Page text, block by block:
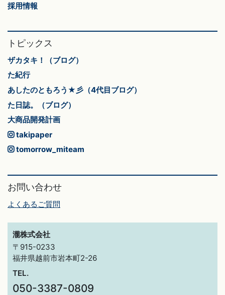
採用情報
トピックス
ザカタキ！（ブログ）
た紀行
あしたのともろう★彡（4代目ブログ）
た日誌。（ブログ）
大商品開発計画
takipaper
tomorrow_miteam
お問い合わせ
よくあるご質問
瀧株式会社
〒915-0233
福井県越前市岩本町2-26
TEL.
050-3387-0809